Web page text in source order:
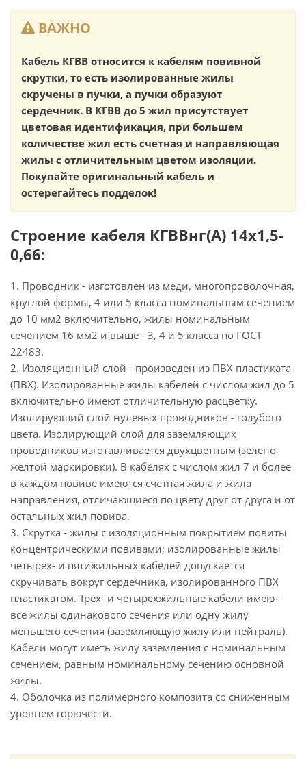
ВАЖНО
Кабель КГВВ относится к кабелям повивной
скрутки, то есть изолированные жилы
скручены в пучки, а пучки образуют
сердечник. В КГВВ до 5 жил присутствует
цветовая идентификация, при большем
количестве жил есть счетная и направляющая
жилы с отличительным цветом изоляции.
Покупайте оригинальный кабель и
остерегайтесь подделок!
Строение кабеля КГВВнг(А) 14х1,5-
0,66:
1. Проводник - изготовлен из меди, многопроволочная,
круглой формы, 4 или 5 класса номинальным сечением
до 10 мм2 включительно, жилы номинальным
сечением 16 мм2 и выше - 3, 4 и 5 класса по ГОСТ
22483.
2. Изоляционный слой - произведен из ПВХ пластиката
(ПВХ). Изолированные жилы кабелей с числом жил до 5
включительно имеют отличительную расцветку.
Изолирующий слой нулевых проводников - голубого
цвета. Изолирующий слой для заземляющих
проводников изготавливается двухцветным (зелено-
желтой маркировки). В кабелях с числом жил 7 и более
в каждом повиве имеются счетная жила и жила
направления, отличающиеся по цвету друг от друга и от
остальных жил повива.
3. Скрутка - жилы с изоляционным покрытием повиты
концентрическими повивами; изолированные жилы
четырех- и пятижильных кабелей допускается
скручивать вокруг сердечника, изолированного ПВХ
пластикатом. Трех- и четырехжильные кабели имеют
все жилы одинакового сечения или одну жилу
меньшего сечения (заземляющую жилу или нейтраль).
Кабели могут иметь жилу заземления с номинальным
сечением, равным номинальному сечению основной
жилы.
4. Оболочка из полимерного композита со сниженным
уровнем горючести.